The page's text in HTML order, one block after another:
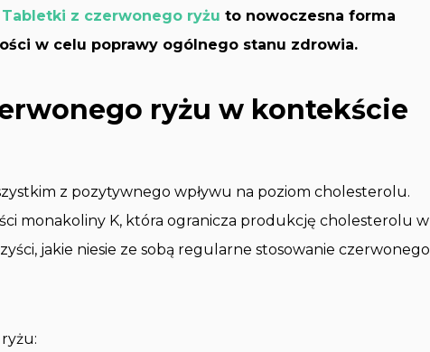
Tabletki z czerwonego ryżu to nowoczesna forma
w celu poprawy ogólnego stanu zdrowia.
ryżu w kontekście
z pozytywnego wpływu na poziom cholesterolu.
monakoliny K, która ogranicza produkcję cholesterolu w
jakie niesie ze sobą regularne stosowanie czerwonego